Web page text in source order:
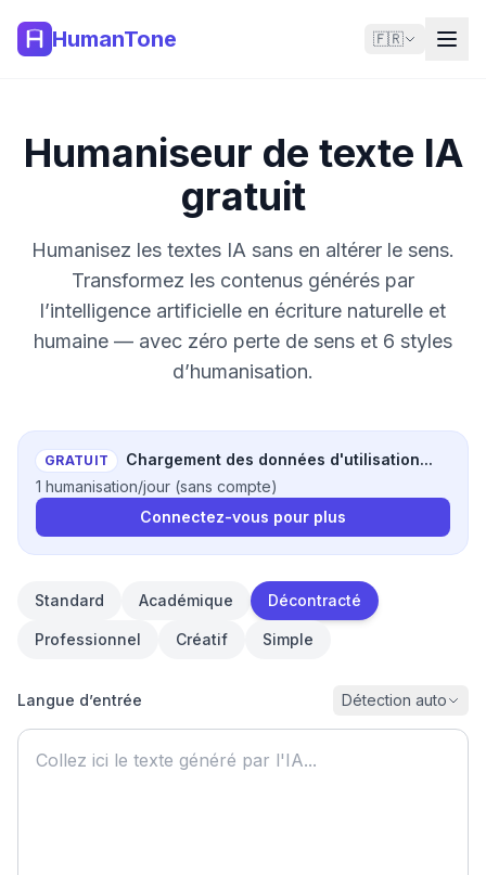
HumanTone 🇫🇷
Humaniseur de texte IA
gratuit
Humanisez les textes IA sans en altérer le sens.
Transformez les contenus générés par
l’intelligence artificielle en écriture naturelle et
humaine — avec zéro perte de sens et 6 styles
d’humanisation.
GRATUIT
Chargement des données d'utilisation...
1 humanisation/jour (sans compte)
Connectez-vous pour plus
Standard Académique Décontracté
Professionnel Créatif Simple
Langue d’entrée Détection auto